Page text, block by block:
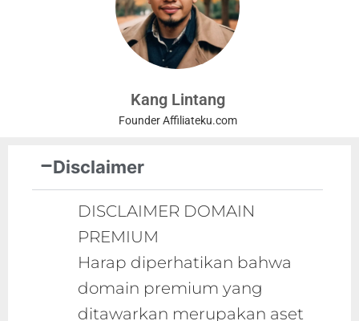
Kang Lintang
Founder Affiliateku.com
Disclaimer
DISCLAIMER DOMAIN
PREMIUM
Harap diperhatikan bahwa
domain premium yang
ditawarkan merupakan aset